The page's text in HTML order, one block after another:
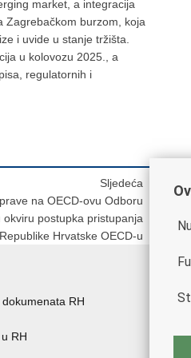
market, a integracija
Zagrebačkom burzom, koja
i uvide u stanje tržišta.
u kolovozu 2025., a
regulatornih i
Sljedeća
na OECD-ovu Odboru
postupka pristupanja
Republike Hrvatske OECD-u
RH
RH